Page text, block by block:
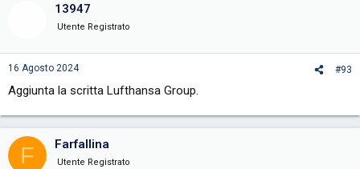
13947
Utente Registrato
16 Agosto 2024 #93
Aggiunta la scritta Lufthansa Group.
F Farfallina
Utente Registrato